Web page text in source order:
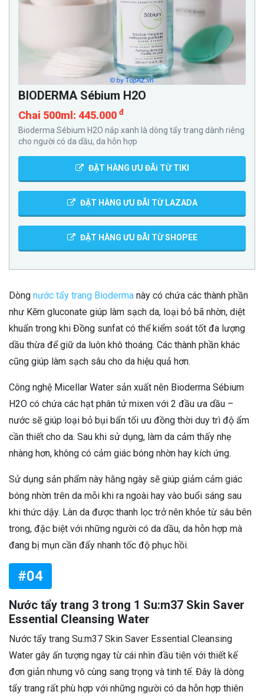
BIODERMA Sébium H2O
Chai 500ml: 445.000 đ
Bioderma Sébium H2O nắp xanh là dòng tẩy trang dành riêng
cho người có da dầu, da hỗn hợp
ĐẶT HÀNG ƯU ĐÃi TỪ TIKI
ĐẶT HÀNG ƯU ĐÃI TỪ LAZADA
ĐẶT HÀNG ƯU ĐÃI TỪ SHOPEE
Dòng nước tẩy trang Bioderma này có chứa các thành phần
như Kẽm gluconate giúp làm sạch da, loại bỏ bã nhờn, diệt
khuẩn trong khi Đồng sunfat có thể kiểm soát tốt đa lượng
dầu thừa để giữ da luôn khô thoáng. Các thành phần khác
cũng giúp làm sạch sâu cho da hiệu quả hơn.
Công nghệ Micellar Water sản xuất nên Bioderma Sébium
H2O có chứa các hạt phân tử mixen với 2 đầu ưa dầu –
nước sẽ giúp loại bỏ bụi bẩn tối ưu đồng thời duy trì độ ẩm
cần thiết cho da. Sau khi sử dụng, làm da cảm thấy nhẹ
nhàng hơn, không có cảm giác bóng nhờn hay kích ứng.
Sử dụng sản phẩm này hằng ngày sẽ giúp giảm cảm giác
bóng nhờn trên da mỗi khi ra ngoài hay vào buổi sáng sau
khi thức dậy. Làn da được thanh lọc trở nên khỏe từ sâu bên
trong, đặc biệt với những người có da dầu, da hỗn hợp mà
đang bị mụn cần đẩy nhanh tốc độ phục hồi.
#04
Nước tẩy trang 3 trong 1 Su:m37 Skin Saver
Essential Cleansing Water
Nước tẩy trang Su:m37 Skin Saver Essential Cleansing
Water gây ấn tượng ngay từ cái nhìn đầu tiên với thiết kế
đơn giản nhưng vô cùng sang trọng và tinh tế. Đây là dòng
tẩy trang rất phù hợp với những người có da hỗn hợp thiên